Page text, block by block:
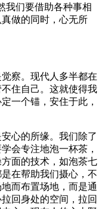
我们要借助各种事相
做的同时，心无所
察。现代人多半都在
住自己。这就使得我
一个锚，安住于此，
心的所缘。我们除了
会专注地泡一杯茶，
面的技术，如泡茶七
在帮助我们摄心，不
而布置场地，而是通
回身处的空间，拉回